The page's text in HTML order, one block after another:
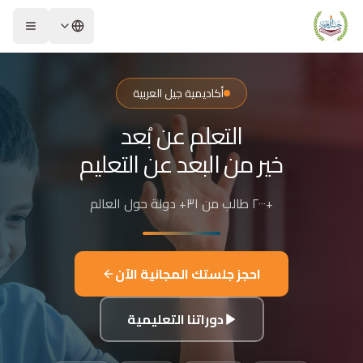
أكاديمية جيل العربية – Jeel Alarabiya Academy
أكاديمية جيل العربية هي منصة تعليمية عبر الإنترنت تأسست عام 2023، متخصصة في تعليم اللغة العربية وتجويد القرآن الكريم والتربية الإسلامية والعلوم للأطفال والبالغين من مختلف أنحاء العالم.
ما الذي تقدمه الأكاديمية؟
تعليم اللغة العربية للناطقين بها وغير الناطقين بها
تجويد وحفظ القرآن الكريم مع إجازات معتمدة
الدراسات الإسلامية والتربية الدينية
اللغة الإنجليزية والفرنسية
البرمجة وعلم الفلك والفنون
تفاصيل الدراسة
الفئات العمرية المستهدفة: من 4 سنوات حتى البالغين
شكل التعليم: مجموعات صغيرة 3-5 طلاب، أو حصص فردية
اللغات المستخدمة في التدريس: العربية، التركية، الإنجليزية، الفرنسية
الشريحة 2 من 4: التعلم عن بُعد خير من البعد عن التعليم
أكاديمية جيل العربية
التعلم عن بُعد
خير من البعد عن التعليم
+٢٠٠٠ طالب من ٣١+ دولة حول العالم
احجز جلستك المجانية الآن
دوراتنا التعليمية